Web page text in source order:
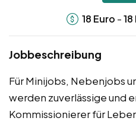
18 Euro -18
Jobbeschreibung
Für Minijobs, Nebenjobs
werden zuverlässige und
Kommissionierer für